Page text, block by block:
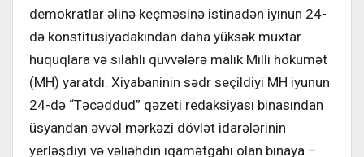
demokratlar əlinə keçməsinə istinadən iyınun 24-
də konstitusiyadakından daha yüksək muxtar
hüquqlara və silahlı qüvvələrə malik Milli hökumət
(MH) yaratdı. Xiyabaninin sədr seçildiyi MH iyunun
24-də “Təcəddud” qəzeti redaksiyası binasından
üsyandan əvvəl mərkəzi dövlət idarələrinin
yerləşdiyi və vəliəhdin iqamətgahı olan binaya –